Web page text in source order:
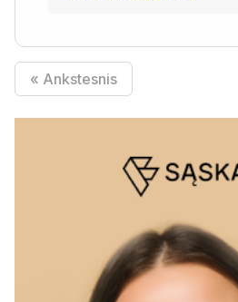
« Ankstesnis